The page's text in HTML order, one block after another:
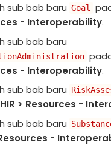
sub bab baru Goal
- Interoperability.
sub bab baru
- Interoperability.
sub bab baru
> Resources -
sub bab baru
Resources -